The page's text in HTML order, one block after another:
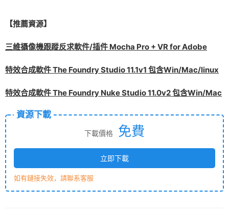
【推薦資源】
三維攝像機跟蹤反求軟件/插件 Mocha Pro + VR for Adobe
特效合成軟件 The Foundry Studio 11.1v1 包含Win/Mac/linux
特效合成軟件 The Foundry Nuke Studio 11.0v2 包含Win/Mac
資源下載
下載價格 免費
立即下載
如有鏈接失效，請聯系客服